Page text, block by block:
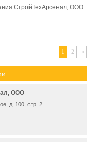
СтройТехАрсенал, ООО
1 2 »
ООО
д. 100, стр. 2